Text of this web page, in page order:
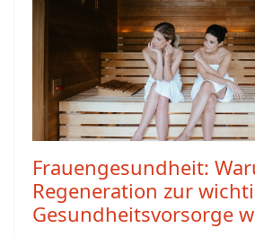
Frauengesundheit:
Regeneration zur
Gesundheitsvorsorge